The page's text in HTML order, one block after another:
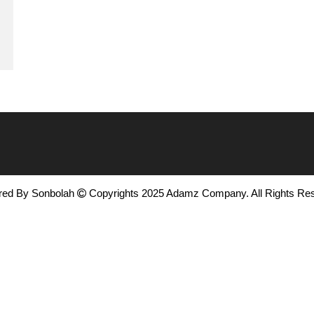
By Sonbolah Copyrights 2025 Adamz Company. All Rights